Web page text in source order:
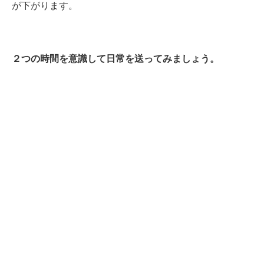
が下がります。
２つの時間を意識して日常を送ってみましょう。